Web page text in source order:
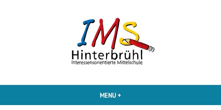
IMS Hinterbruehl
MENU +